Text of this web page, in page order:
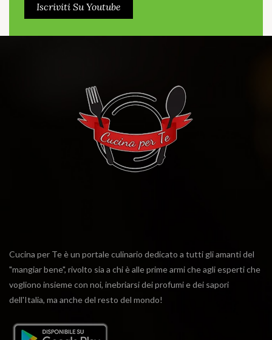
Iscriviti Su Youtube
Cucina per Te è un portale culinario dedicato a tutti gli amanti del
"mangiar bene", rivolto sia a chi è alle prime armi che agli esperti che
vogliono insieme con noi, inebriarsi dei profumi e dei sapori
dell'Italia, ma anche del resto del mondo!